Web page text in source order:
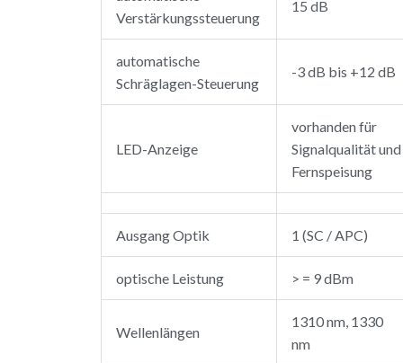
Verstärkungssteuerung
15 dB
automatische
Schräglagen-Steuerung
-3 dB bis +12 dB
LED-Anzeige
vorhanden für
Signalqualität und
Fernspeisung
Ausgang Optik 1 (SC / APC)
optische Leistung > = 9 dBm
Wellenlängen
1310 nm, 1330
nm